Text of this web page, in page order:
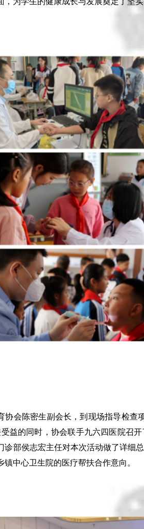
协会陈密生副会长，到现场指导检查
受益的同时，协会联手九六四医院召
诊部侯志宏主任对本次活动做了详细
镇中心卫生院的医疗帮扶合作意向。